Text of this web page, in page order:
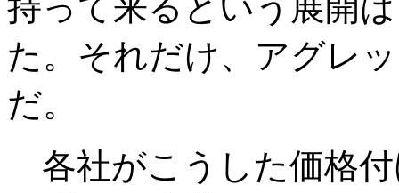
た。それだけ、アグレ
だ。
各社がこうした価格